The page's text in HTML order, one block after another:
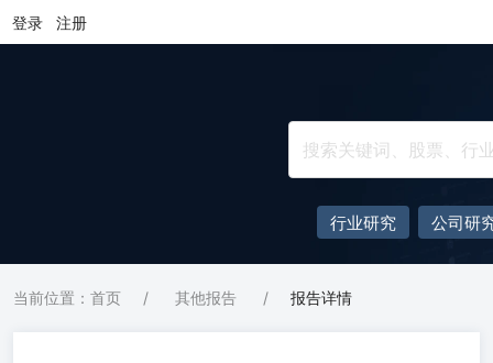
登录 注册
行业研究 公司研
当前位置：首页 / 其他报告 / 报告详情